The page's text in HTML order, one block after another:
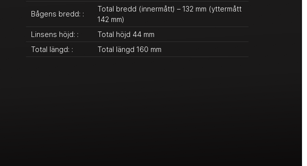
Bågens bredd: :
Total bredd (innermått) – 132 mm (yttermått
142 mm)
Linsens höjd: :
Total höjd 44 mm
Total längd: :
Total längd 160 mm